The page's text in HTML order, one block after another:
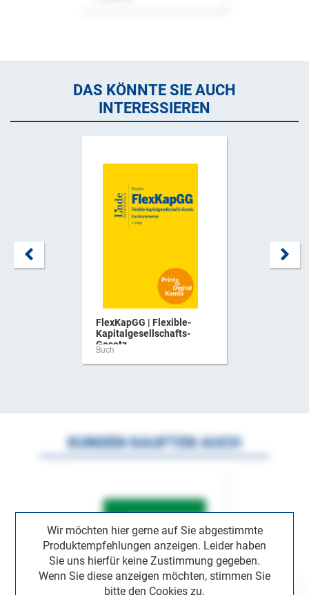
DAS KÖNNTE SIE AUCH
INTERESSIEREN
FlexKapGG | Flexible-
Kapitalgesellschafts-
Gesetz ...
Buch
Wir möchten hier gerne auf Sie abgestimmte
Produktempfehlungen anzeigen. Leider haben
Sie uns hierfür keine Zustimmung gegeben.
Wenn Sie diese anzeigen möchten, stimmen Sie
bitte den Cookies zu.
KUNDEN KAUFTEN AUCH